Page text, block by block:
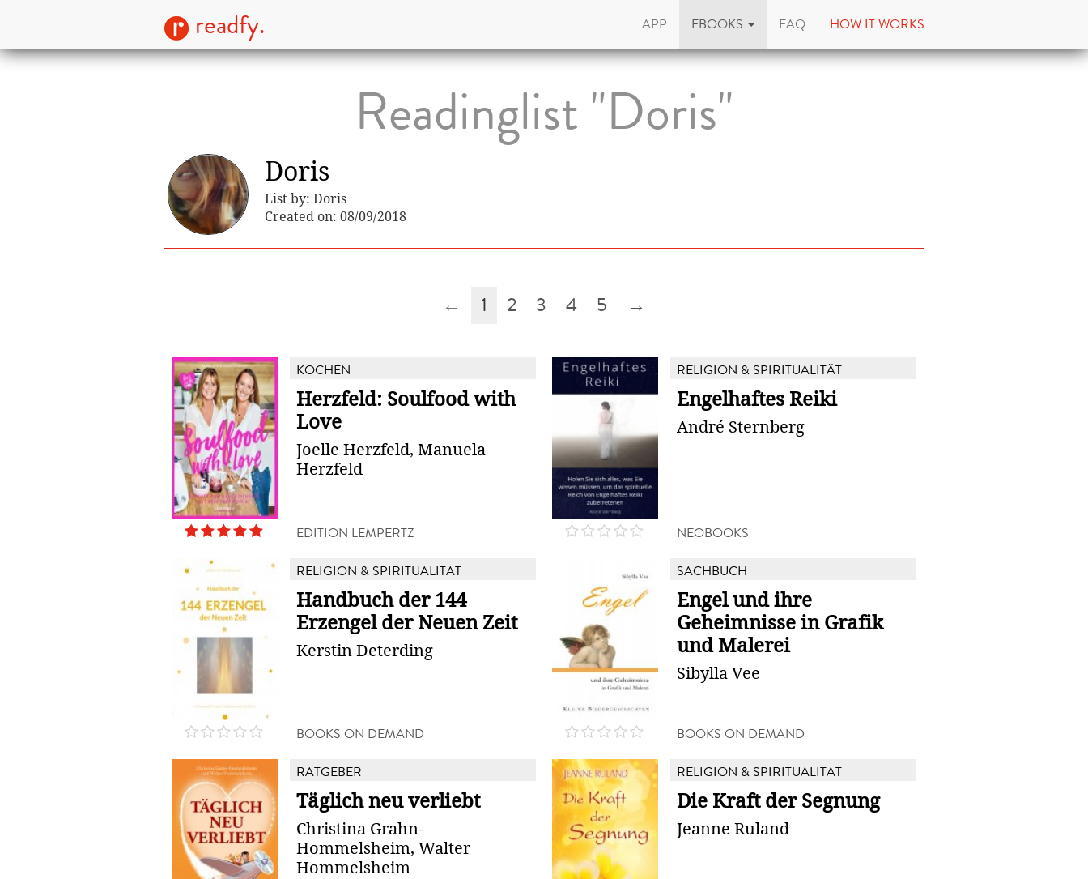
readfy. APP EBOOKS FAQ HOW IT WORKS
Readinglist "Doris"
Doris
List by: Doris
Created on: 08/09/2018
← 1 2 3 4 5 →
KOCHEN
Herzfeld: Soulfood with
Love
Joelle Herzfeld, Manuela
Herzfeld
EDITION LEMPERTZ
RELIGION & SPIRITUALITÄT
Engelhaftes Reiki
André Sternberg
NEOBOOKS
RELIGION & SPIRITUALITÄT
Handbuch der 144
Erzengel der Neuen Zeit
Kerstin Deterding
BOOKS ON DEMAND
SACHBUCH
Engel und ihre
Geheimnisse in Grafik
und Malerei
Sibylla Vee
BOOKS ON DEMAND
RATGEBER
Täglich neu verliebt
Christina Grahn-
Hommelsheim, Walter
Hommelsheim
RELIGION & SPIRITUALITÄT
Die Kraft der Segnung
Jeanne Ruland